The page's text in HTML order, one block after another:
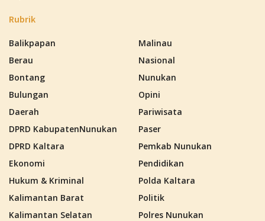
Rubrik
Balikpapan
Berau
Bontang
Bulungan
Daerah
DPRD KabupatenNunukan
DPRD Kaltara
Ekonomi
Hukum & Kriminal
Kalimantan Barat
Kalimantan Selatan
Malinau
Nasional
Nunukan
Opini
Pariwisata
Paser
Pemkab Nunukan
Pendidikan
Polda Kaltara
Politik
Polres Nunukan